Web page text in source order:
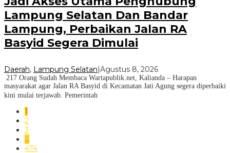
Lampung Selatan Dan Bandar
Lampung, Perbaikan Jalan RA
Basyid Segera Dimulai
Daerah, Lampung Selatan Agustus 8, 2026
217 Orang Sudah Membaca Wartapublik.net, Kalianda – Harapan
masyarakat agar Jalan RA Basyid di Kecamatan Jati Agung segera diperbaiki
kini mulai terjawab. Pemerintah
1
2
3
…
474